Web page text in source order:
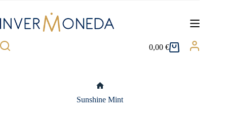
contenido
Carro
0,00€
Sunshine Mint